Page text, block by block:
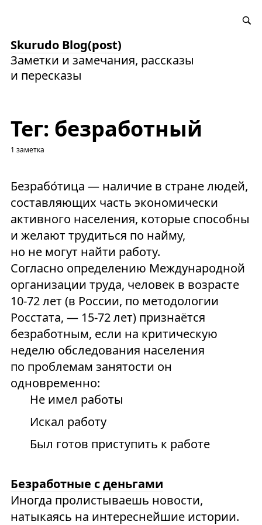
Skurudo Blog(post)
Заметки и замечания, рассказы
и пересказы
Тег: безработный
1 заметка
Безрабо́тица — наличие в стране людей,
составляющих часть экономически
активного населения, которые способны
и желают трудиться по найму,
но не могут найти работу.
Согласно определению Международной
организации труда, человек в возрасте
10-72 лет (в России, по методологии
Росстата, — 15-72 лет) признаётся
безработным, если на критическую
неделю обследования населения
по проблемам занятости он
одновременно:
Не имел работы
Искал работу
Был готов приступить к работе
Безработные с деньгами
Иногда пролистываешь новости,
натыкаясь на интереснейшие истории.